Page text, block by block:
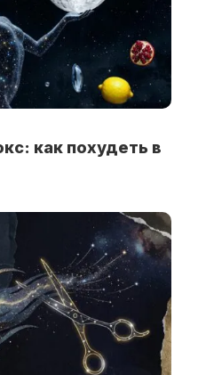
как похудеть в